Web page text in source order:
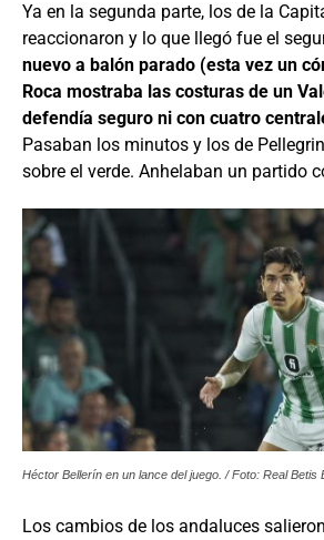
Ya en la segunda parte, los de la
reaccionaron y lo que llegó fue el
nuevo a balón parado (esta vez un
Roca mostraba las costuras de un
defendía seguro ni con cuatro
Pasaban los minutos y los de
sobre el verde. Anhelaban un partido
Héctor Bellerín en un lance del juego. / Foto: Real Betis
Los cambios de los andaluces